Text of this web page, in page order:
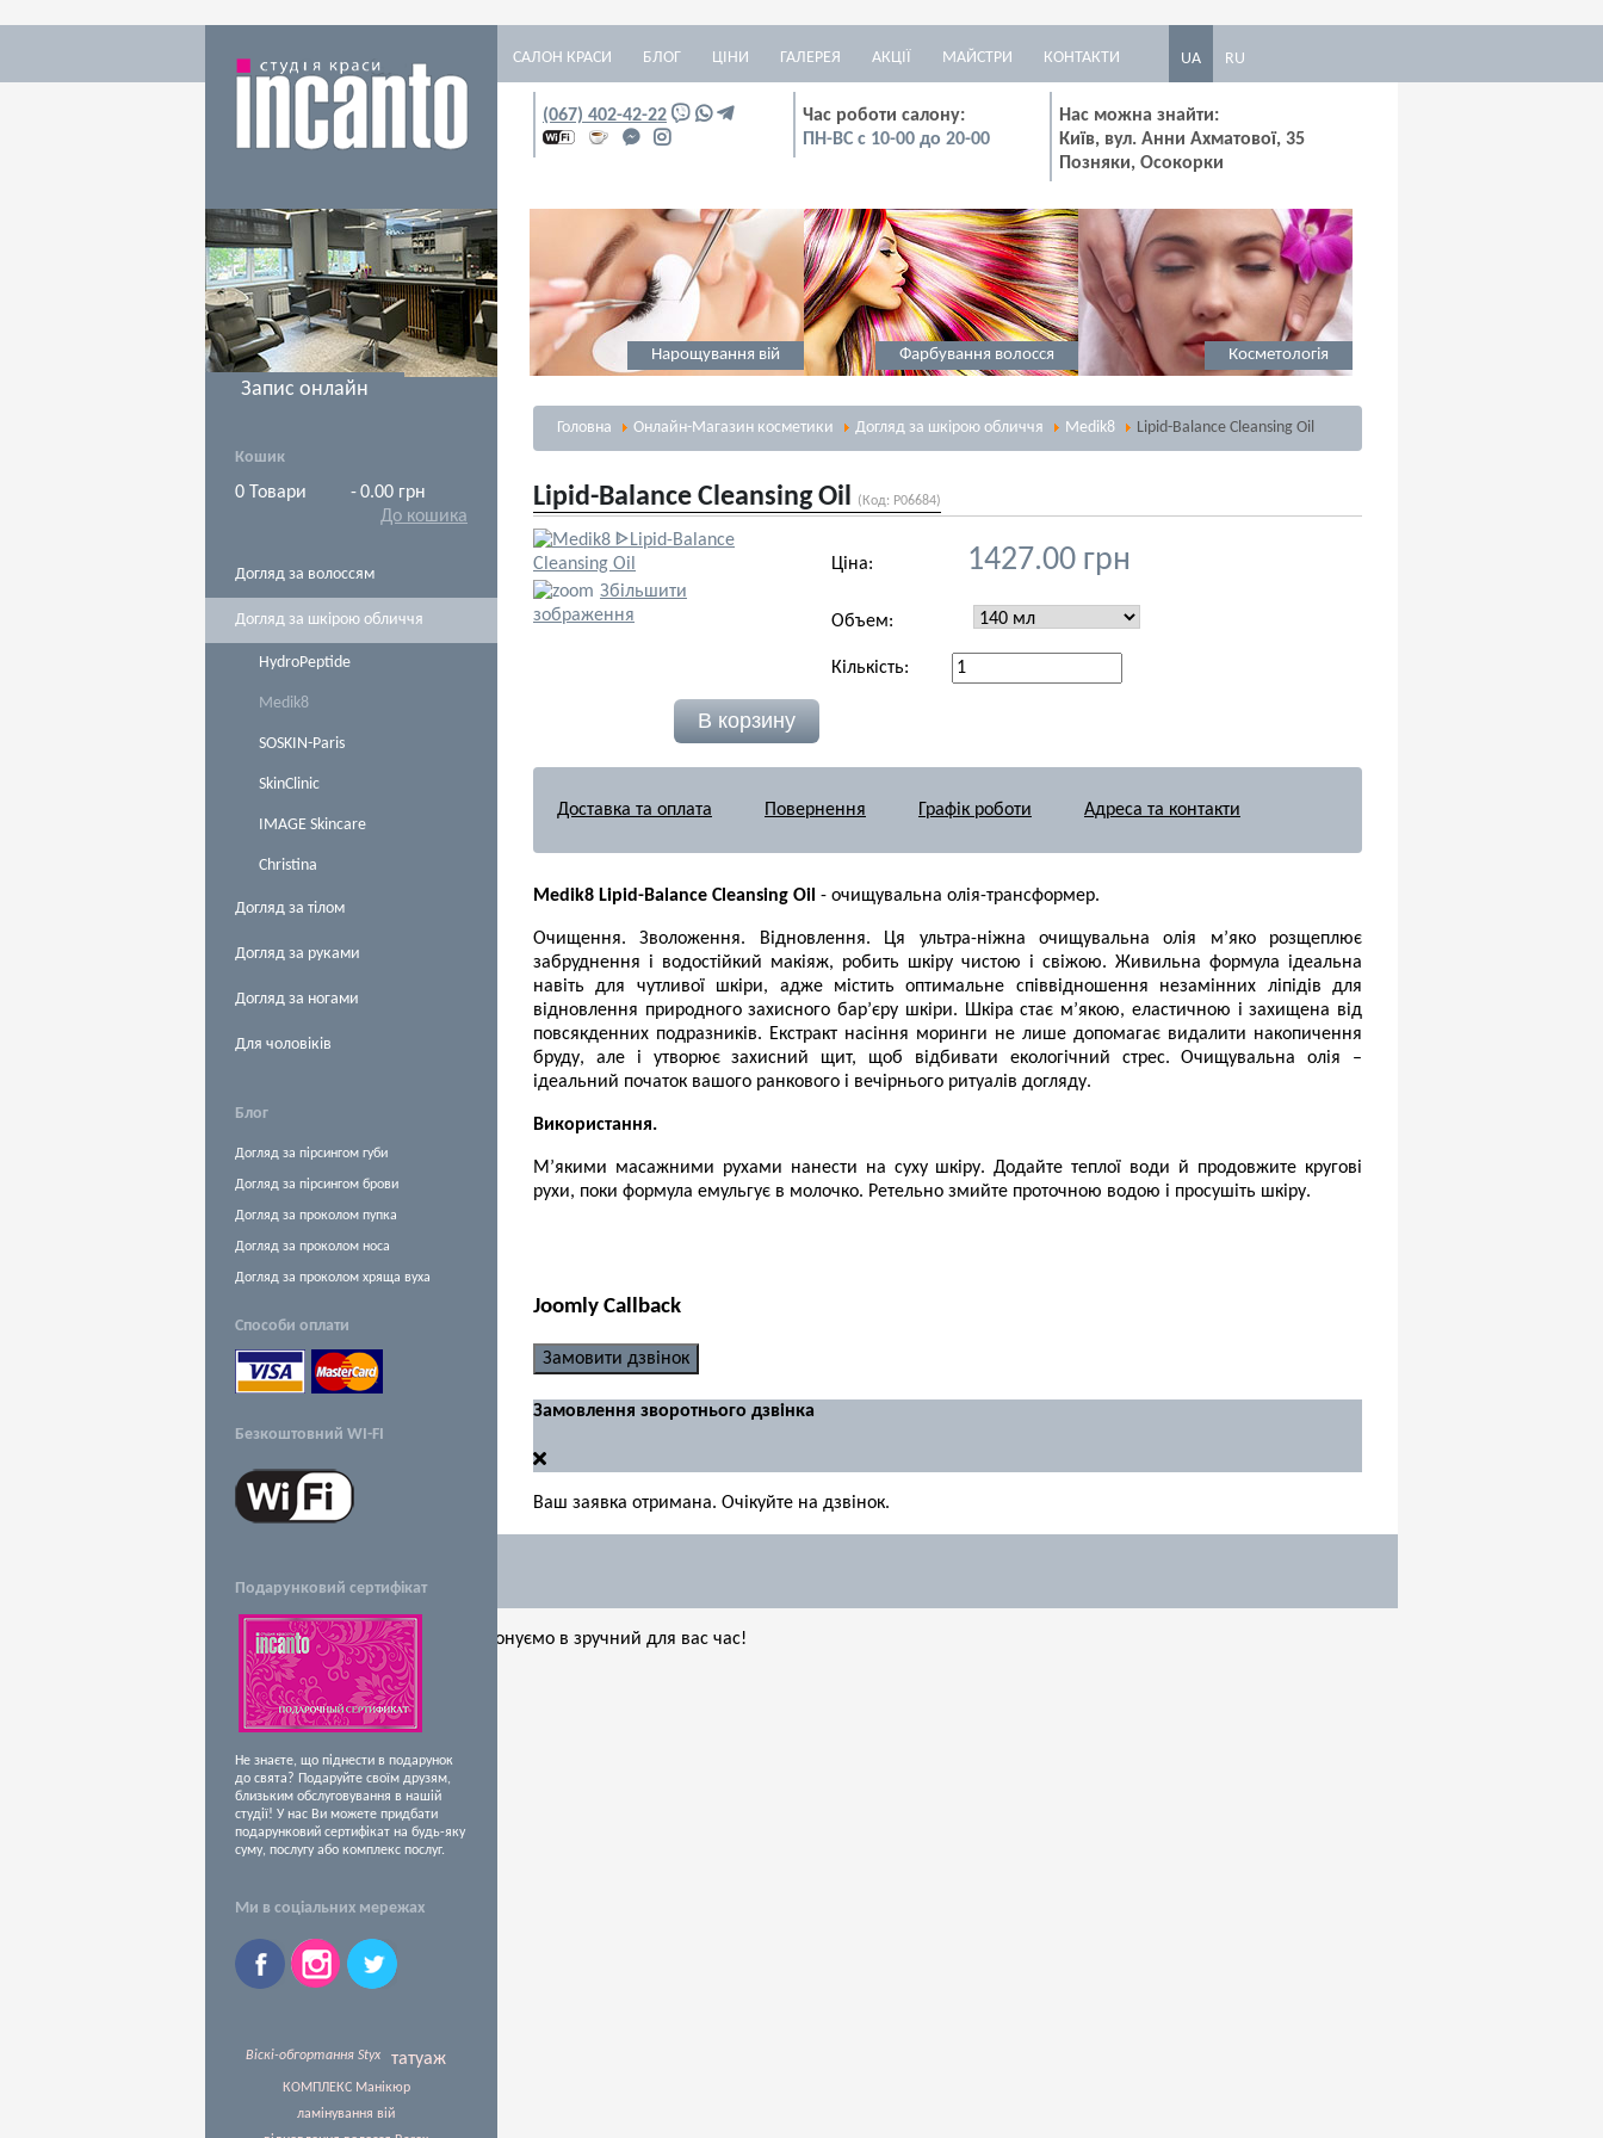
САЛОН КРАСИ БЛОГ ЦІНИ ГАЛЕРЕЯ АКЦІЇ МАЙСТРИ КОНТАКТИ UA RU
Запис онлайн
Кошик
0 Товари -0.00 грн
До кошика
Догляд за волоссям
Догляд за шкірою обличчя
HydroPeptide
Medik8
SOSKIN-Paris
SkinClinic
IMAGE Skincare
Christina
Догляд за тілом
Догляд за руками
Догляд за ногами
Для чоловіків
Блог
Догляд за пірсингом губи
Догляд за пірсингом брови
Догляд за проколом пупка
Догляд за проколом носа
Догляд за проколом хряща вуха
Способи оплати
Безкоштовний WI-FI
Подарунковий сертифікат
Не знаєте, що піднести в подарунок
до свята? Подаруйте своїм друзям,
близьким обслуговування в нашій
студії! У нас Ви можете придбати
подарунковий сертифікат на будь-яку
суму, послугу або комплекс послуг.
Ми в соціальних мережах
Віскі-обгортання Styx татуаж
КОМПЛЕКС Манікюр
ламінування вій
(067) 402-42-22
Час роботи салону:
ПН-ВС с 10-00 до 20-00
Нас можна знайти:
Київ, вул. Анни Ахматової, 35
Позняки, Осокорки
Нарощування вій Фарбування волосся Косметологія
Масаж Візаж Солярій
Головна Онлайн-Магазин косметики Догляд за шкірою обличчя Medik8 Lipid-Balance Cleansing Oil
Lipid-Balance Cleansing Oil (Код: P06684)
Збільшити
зображення
Ціна: 1427.00 грн
Объем:
Кількість:
Доставка та оплата Повернення Графік роботи Адреса та контакти
Medik8 Lipid-Balance Cleansing Oil - очищувальна олія-трансформер.
Очищення. Зволоження. Відновлення. Ця ультра-ніжна очищувальна олія м’яко розщеплює
забруднення і водостійкий макіяж, робить шкіру чистою і свіжою. Живильна формула ідеальна
навіть для чутливої шкіри, адже містить оптимальне співвідношення незамінних ліпідів для
відновлення природного захисного бар’єру шкіри. Шкіра стає м’якою, еластичною і захищена від
повсякденних подразників. Екстракт насіння моринги не лише допомагає видалити накопичення
бруду, але і утворює захисний щит, щоб відбивати екологічний стрес. Очищувальна олія –
ідеальний початок вашого ранкового і вечірнього ритуалів догляду.
Використання.
М’якими масажними рухами нанести на суху шкіру. Додайте теплої води й продовжите кругові
рухи, поки формула емульгує в молочко. Ретельно змийте проточною водою і просушіть шкіру.
Joomly Callback
Замовити дзвінок
Замовлення зворотнього дзвінка
Ваш заявка отримана. Очікуйте на дзвінок.
Залиште свій телефон і ми зателефонуємо в зручний для вас час!
Надіслати